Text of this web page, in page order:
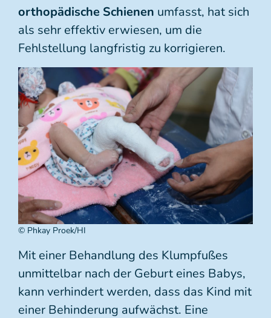
orthopädische Schienen umfasst, hat sich
als sehr effektiv erwiesen, um die
Fehlstellung langfristig zu korrigieren.
© Phkay Proek/HI
Mit einer Behandlung des Klumpfußes
unmittelbar nach der Geburt eines Babys,
kann verhindert werden, dass das Kind mit
einer Behinderung aufwächst. Eine